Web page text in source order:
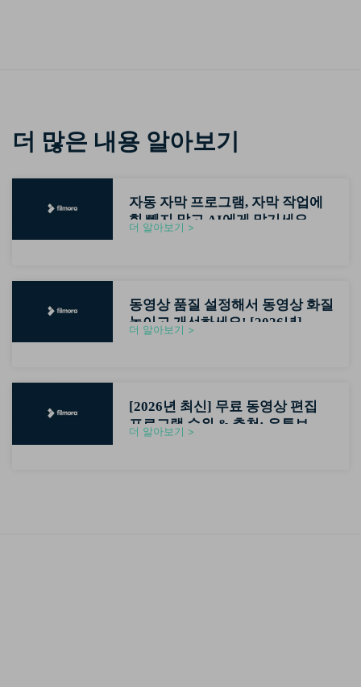
더 많은 내용 알아보기
자동 자막 프로그램, 자막 작업에
힘 빼지 말고 AI에게 맡기세요
더 알아보기 >
동영상 품질 설정해서 동영상 화질
높이고 개선하세요! [2026년]
더 알아보기 >
[2026년 최신] 무료 동영상 편집
프로그램 순위 & 추천: 유튜브 초
더 알아보기 >